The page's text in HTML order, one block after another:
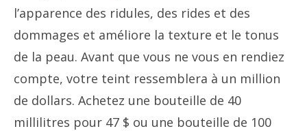
l’apparence des ridules, des rides et des
dommages et améliore la texture et le tonus
de la peau. Avant que vous ne vous en rendiez
compte, votre teint ressemblera à un million
de dollars. Achetez une bouteille de 40
millilitres pour 47 $ ou une bouteille de 100